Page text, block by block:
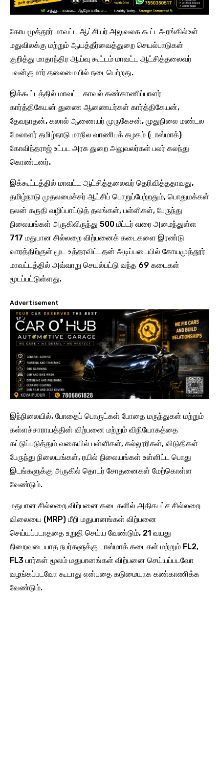
கோயமுத்தூர் மாவட்ட ஆட்சியர் அலுவலக கூட்டஅரங்கில்உள்
மதுவிலக்கு மற்றும் ஆயத்தீர்வைத்துறை செயல்பாடுகள்
குறித்து மாதாந்திர ஆய்வு கூட்டம் மாவட்ட ஆட்சித்தலைவர்
பவன்குமார் தலைமையில் நடைபெற்றது.
இக்கூட்டத்தில் மாவட்ட காவல் கண்காணிப்பாளர்
கார்த்திகேயன் துணை ஆணையர்கள் கார்த்திகேயன்,
தேவநாதன், கலால் ஆணையர் முருகேசன், முதுநிலை மண்டல
மேலாளர் தமிழ்நாடு மாநில வாணிபக் கழகம் (டாஸ்மாக்)
கோவிந்தராஜ் உட்பட அரசு துறை அலுவலர்கள் பலர் கலந்து
கொண்டனர்.
இக்கூட்டத்தில் மாவட்ட ஆட்சித்தலைவர் தெரிவித்ததாவது,
தமிழ்நாடு முதலமைச்சர் ஆட்சிப் பொறுப்பேற்றதும், பொதுமக்கள்
நலன் கருதி வழிப்பாட்டுத் தலங்கள், பள்ளிகள், பேருந்து
நிலையங்கள் அருகிலிருந்து 500 மீட்டர் வரை அமைந்துள்ள
717 மதுபான சில்லறை விற்பனைக் கடைகளை இரண்டு
வாரத்திற்குள் மூட உத்தரவிட்டதன் அடிப்படையில் கோயமுத்தூர்
மாவட்டத்தில் அவ்வாறு செயல்பட்டு வந்த 69 கடைகள்
மூடப்பட்டுள்ளது.
Advertisement
இந்நிலையில், போதைப் பொருட்கள் போதை மருந்துகள் மற்றும்
கள்ளச்சாராயத்தின் விற்பனை மற்றும் விநியோகத்தை
கட்டுப்படுத்தும் வகையில் பள்ளிகள், கல்லூரிகள், விடுதிகள்
பேருந்து நிலையங்கள், ரயில் நிலையங்கள் உள்ளிட்ட பொது
இடங்களுக்கு அருகில் தொடர் சோதனைகள் மேற்கொள்ள
வேண்டும்.
மதுபான சில்லறை விற்பனை கடைகளில் அதிகபட்ச சில்லறை
விலையை (MRP) மீறி மதுபானங்கள் விற்பனை
செய்யப்படாததை உறுதி செய்ய வேண்டும், 21 வயது
நிறைவடையாத நபர்களுக்கு டாஸ்மாக் கடைகள் மற்றும் FL2,
FL3 பார்கள் மூலம் மதுபானங்கள் விற்பனை செய்யப்படவோ
வழங்கப்படவோ கூடாது என்பதை கடுமையாக கண்காணிக்க
வேண்டும்.